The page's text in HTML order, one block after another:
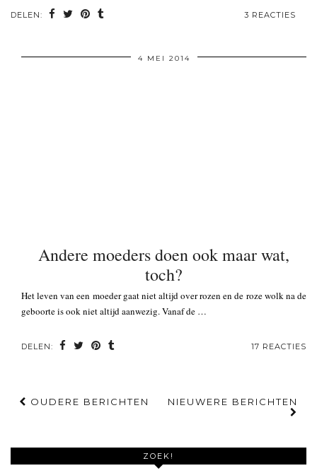
DELEN: 3 REACTIES
4 MEI 2014
Andere moeders doen ook maar wat,
toch?
Het leven van een moeder gaat niet altijd over rozen en de roze wolk na de
geboorte is ook niet altijd aanwezig. Vanaf de …
DELEN: 17 REACTIES
OUDERE BERICHTEN NIEUWERE BERICHTEN
ZOEK!